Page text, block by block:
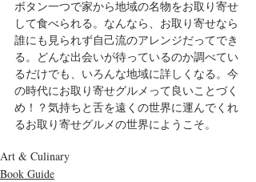
ボタン一つで家から地域の名物をお取り寄せ
して食べられる。なんなら、お取り寄せなら
誰にも見られず自己流のアレンジだってでき
る。どんな出会いが待っているのか調べてい
るだけでも、いろんな地域に詳しくなる。今
の時代にお取り寄せグルメって良いことづく
め！？気持ちと舌を遠くの世界に運んでくれ
るお取り寄せグルメの世界にようこそ。
Art & Culinary
Book Guide